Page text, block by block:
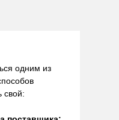
одним из
свой: